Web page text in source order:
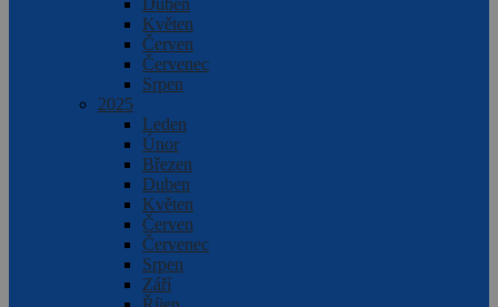
Duben
Květen
Červen
Červenec
Srpen
2025
Leden
Únor
Březen
Duben
Květen
Červen
Červenec
Srpen
Září